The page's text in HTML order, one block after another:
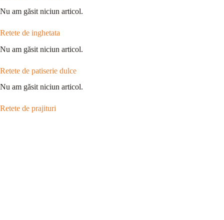
Nu am găsit niciun articol.
Retete de inghetata
Nu am găsit niciun articol.
Retete de patiserie dulce
Nu am găsit niciun articol.
Retete de prajituri